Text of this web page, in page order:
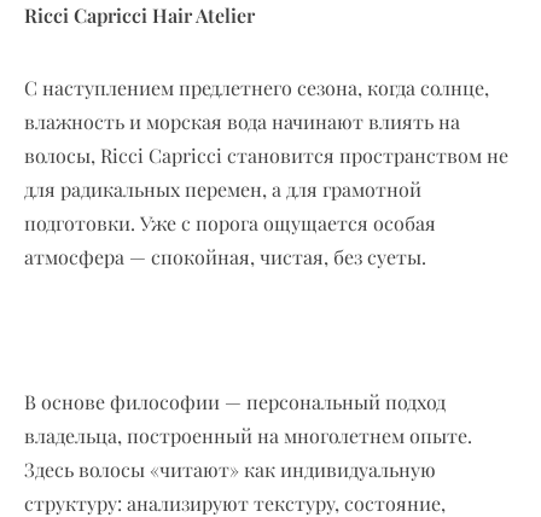
Ricci Capricci Hair Atelier
С наступлением предлетнего сезона, когда солнце,
влажность и морская вода начинают влиять на
волосы, Ricci Capricci становится пространством не
для радикальных перемен, а для грамотной
подготовки. Уже с порога ощущается особая
атмосфера — спокойная, чистая, без суеты.
В основе философии — персональный подход
владельца, построенный на многолетнем опыте.
Здесь волосы «читают» как индивидуальную
структуру: анализируют текстуру, состояние,